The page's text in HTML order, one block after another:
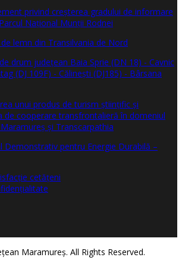
cetăţeni
Maramureş. All Rights Reserved.